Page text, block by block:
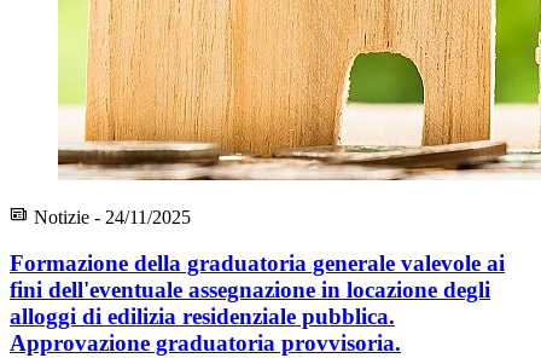
Notizie - 24/11/2025
Formazione della graduatoria generale valevole ai
fini dell'eventuale assegnazione in locazione degli
alloggi di edilizia residenziale pubblica.
Approvazione graduatoria provvisoria.